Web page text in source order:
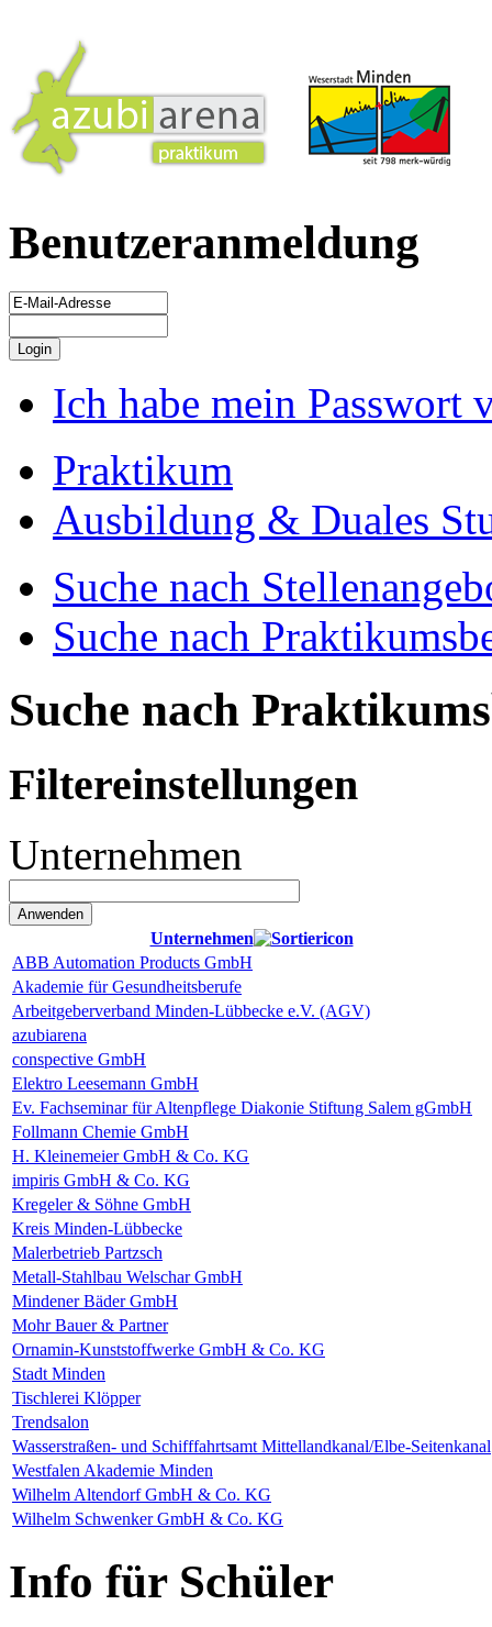
Benutzeranmeldung
Ich habe mein Passwort
Praktikum
Ausbildung & Duales
Suche nach
Suche nach
Suche nach
Filtereinstellungen
Unternehmen
Unternehmen
ABB Automation Products GmbH
Akademie für Gesundheitsberufe
Arbeitgeberverband Minden-Lübbecke e.V. (AGV)
azubiarena
conspective GmbH
Elektro Leesemann GmbH
Ev. Fachseminar für Altenpflege Diakonie Stiftung Salem gGmbH
Follmann Chemie GmbH
H. Kleinemeier GmbH & Co. KG
impiris GmbH & Co. KG
Kregeler & Söhne GmbH
Kreis Minden-Lübbecke
Malerbetrieb Partzsch
Metall-Stahlbau Welschar GmbH
Mindener Bäder GmbH
Mohr Bauer & Partner
Ornamin-Kunststoffwerke GmbH & Co. KG
Stadt Minden
Tischlerei Klöpper
Trendsalon
Wasserstraßen- und Schifffahrtsamt Mittellandkanal/Elbe-Seitenkanal
Westfalen Akademie Minden
Wilhelm Altendorf GmbH & Co. KG
Wilhelm Schwenker GmbH & Co. KG
Info für Schüler